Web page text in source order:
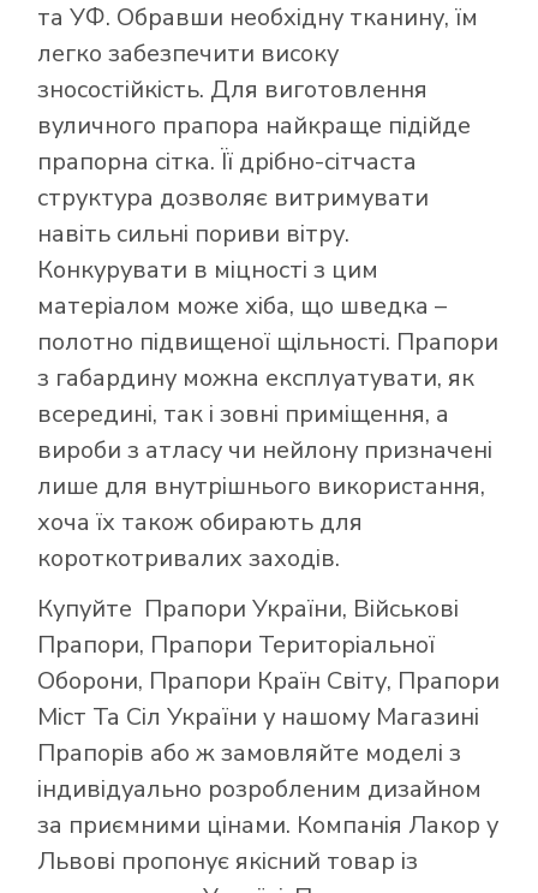
та УФ. Обравши необхідну тканину, їм
легко забезпечити високу
зносостійкість. Для виготовлення
вуличного прапора найкраще підійде
прапорна сітка. Її дрібно-сітчаста
структура дозволяє витримувати
навіть сильні пориви вітру.
Конкурувати в міцності з цим
матеріалом може хіба, що шведка –
полотно підвищеної щільності. Прапори
з габардину можна експлуатувати, як
всередині, так і зовні приміщення, а
вироби з атласу чи нейлону призначені
лише для внутрішнього використання,
хоча їх також обирають для
короткотривалих заходів.
Купуйте Прапори України, Військові
Прапори, Прапори Територіальної
Оборони, Прапори Країн Світу, Прапори
Міст Та Сіл України у нашому Магазині
Прапорів або ж замовляйте моделі з
індивідуально розробленим дизайном
за приємними цінами. Компанія Лакор у
Львові пропонує якісний товар із